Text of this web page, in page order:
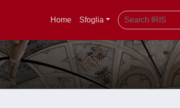
Home Sfoglia